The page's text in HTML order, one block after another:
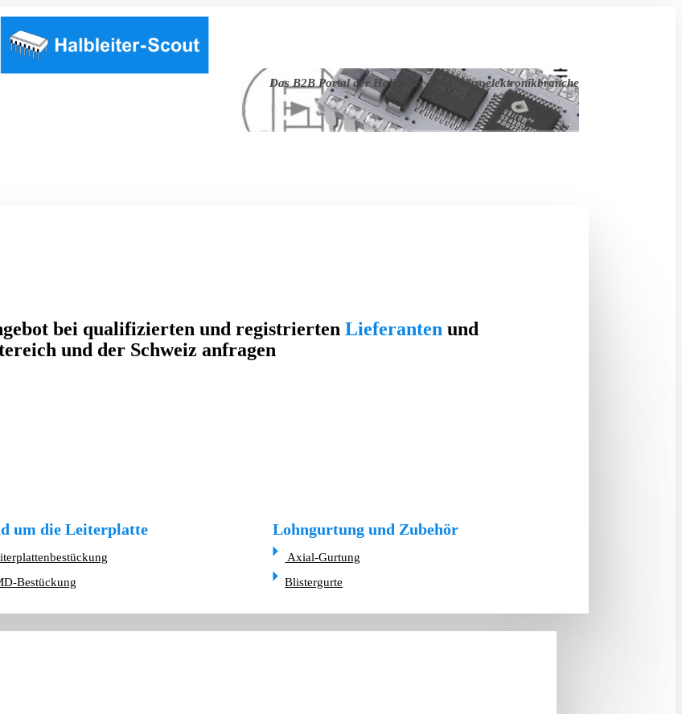
Das B2B Portal der Halbleiter- und Mikroelektronikbranche
bei qualifizierten und registrierten Lieferanten und
und der Schweiz anfragen
um die Leiterplatte
Bestückung
Lohngurtung und Zubehör
Axial-Gurtung
Blistergurte